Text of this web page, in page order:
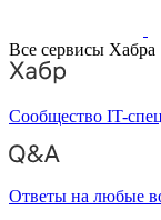
Все сервисы Хабра
Сообщество IT-
Ответы на любые